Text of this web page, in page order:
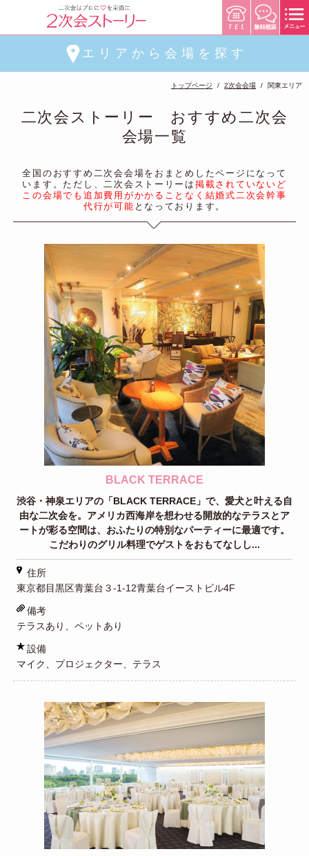
エリアから会場を探す
トップページ 2次会会場 関東エリア
二次会ストーリー おすすめ二次会
会場一覧
全国のおすすめ二次会会場をおまとめしたページになって
います。ただし、二次会ストーリーは 掲載されていないど
この会場でも追加費用がかかることなく結婚式二次会幹事
代行が可能 となっております。
BLACK TERRACE
渋谷・神泉エリアの「BLACK TERRACE」で、愛犬と叶える自
由な二次会を。アメリカ西海岸を想わせる開放的なテラスとア
ートが彩る空間は、おふたりの特別なパーティーに最適です。
こだわりのグリル料理でゲストをおもてなしし...
住所
東京都目黒区青葉台３-1-12青葉台イーストビル4F
備考
テラスあり、ペットあり
設備
マイク、プロジェクター、テラス